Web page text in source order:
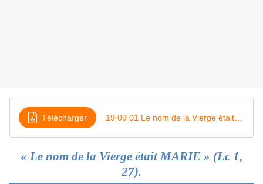
Télécharger
« Le nom de la Vierge était MARIE » (Lc 1,
27).